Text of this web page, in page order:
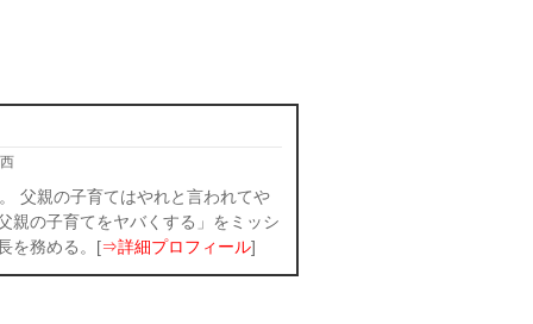
父親の子育てはやれと言われてや
親の子育てをヤバくする」をミッシ
を務める。[⇒詳細プロフィール]